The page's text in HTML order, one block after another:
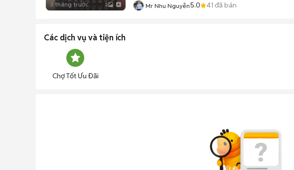
3 tháng trước 3 Mr Nhu Nguyễn5.0 41 đã bán
Các dịch vụ và tiện ích
Chợ Tốt Ưu Đãi